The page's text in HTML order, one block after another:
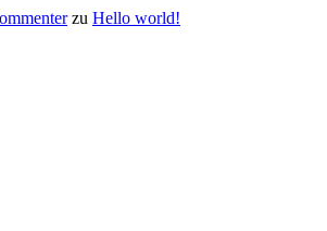
zu Hello world!